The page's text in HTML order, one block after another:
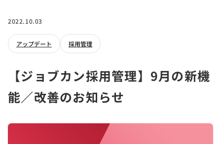
2022.10.03
アップデート 採用管理
【ジョブカン採用管理】9月の新機
能／改善のお知らせ